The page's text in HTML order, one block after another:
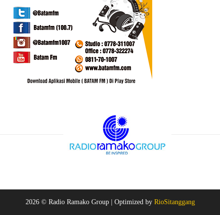
2026 © Radio Ramako Group | Optimized by RioSitanggang